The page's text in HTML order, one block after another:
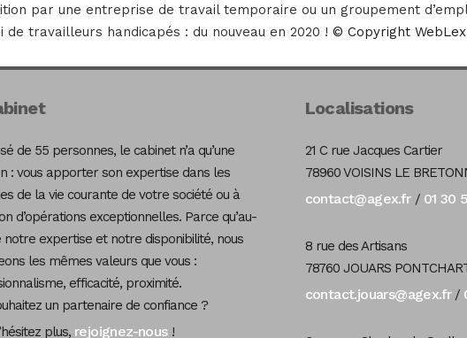
par une entreprise de travail temporaire ou un groupement
de travailleurs handicapés : du nouveau en 2020 ! © Copyright WebLex
de 55 personnes, le cabinet n’a qu’une
: vous apporter son expertise dans les
de la vie courante de votre société ou à
d’opérations exceptionnelles. Parce qu’au-
notre expertise et notre disponibilité, nous
les mêmes valeurs que vous :
efficacité, proximité.
un partenaire de confiance ?
plus, rejoignez-nous!
Localisations
21 C rue Jacques Cartier
78960 VOISINS LE
contact@agex.fr/ 01 30
8 rue des Artisans
78760 JOUARS
contact.jouars@agex.fr/